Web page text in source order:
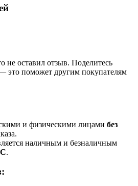
не оставил отзыв. Поделитесь
это поможет другим покупателям
и физическими лицами без
наличным и безналичным
.